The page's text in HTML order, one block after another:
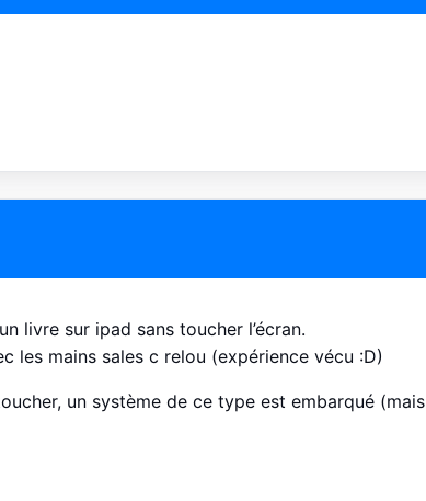
livre sur ipad sans toucher l’écran.
les mains sales c relou (expérience vécu :D)
un système de ce type est embarqué (mais